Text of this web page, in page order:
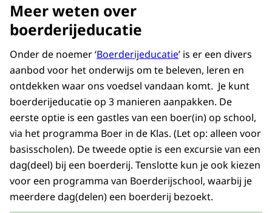
Meer weten over
boerderijeducatie
Onder de noemer ‘Boerderijeducatie’ is er een divers
aanbod voor het onderwijs om te beleven, leren en
ontdekken waar ons voedsel vandaan komt. Je kunt
boerderijeducatie op 3 manieren aanpakken. De
eerste optie is een gastles van een boer(in) op school,
via het programma Boer in de Klas. (Let op: alleen voor
basisscholen). De tweede optie is een excursie van een
dag(deel) bij een boerderij. Tenslotte kun je ook kiezen
voor een programma van Boerderijschool, waarbij je
meerdere dag(delen) een boerderij bezoekt.